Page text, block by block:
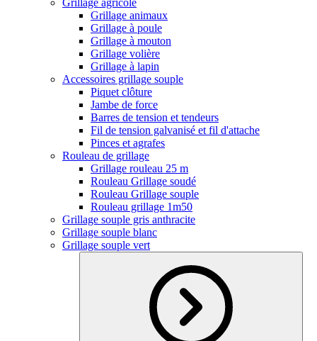
Grillage agricole
Grillage animaux
Grillage à poule
Grillage à mouton
Grillage volière
Grillage à lapin
Accessoires grillage souple
Piquet clôture
Jambe de force
Barres de tension et tendeurs
Fil de tension galvanisé et fil d'attache
Pinces et agrafes
Rouleau de grillage
Grillage rouleau 25 m
Rouleau Grillage soudé
Rouleau Grillage souple
Rouleau grillage 1m50
Grillage souple gris anthracite
Grillage souple blanc
Grillage souple vert